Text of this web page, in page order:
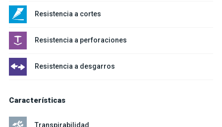
Resistencia a cortes
Resistencia a perforaciones
Resistencia a desgarros
Características
Transpirabilidad